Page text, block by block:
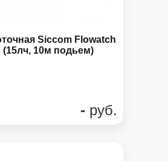
Siccom Flowatch
(15лч, 10м подьем)
- руб.